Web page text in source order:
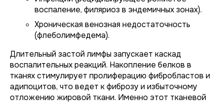
воспаление, филяриоз в эндемичных зонах).
Хроническая венозная недостаточность
(флеболимфедема).
Длительный застой лимфы запускает каскад
воспалительных реакций. Накопление белков в
тканях стимулирует пролиферацию фибробластов и
адипоцитов, что ведет к фиброзу и избыточному
отложению жировой ткани. Именно этот тканевой